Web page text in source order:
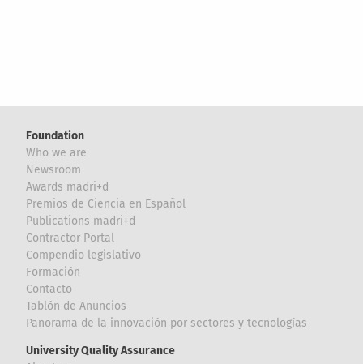
Foundation
Who we are
Newsroom
Awards madri+d
Premios de Ciencia en Español
Publications madri+d
Contractor Portal
Compendio legislativo
Formación
Contacto
Tablón de Anuncios
Panorama de la innovación por sectores y tecnologías
University Quality Assurance